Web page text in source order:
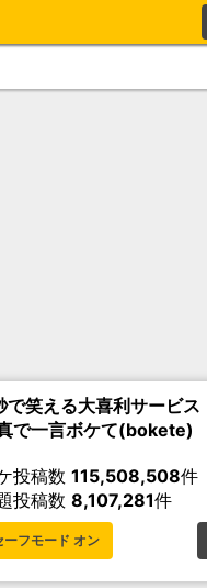
で笑える大喜利サービス
で一言ボケて(bokete)
投稿数 115,508,508件
投稿数 8,107,281件
ーフモード オン